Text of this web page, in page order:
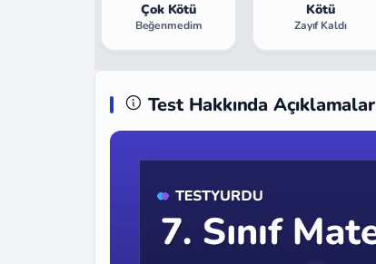
Çok Kötü
Beğenmedim
Kötü
Zayıf Kaldı
Test Hakkında Açıklamalar